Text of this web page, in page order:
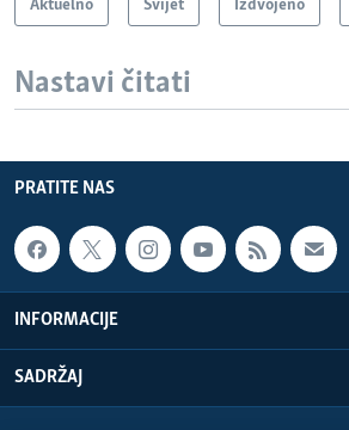
Aktuelno Svijet Izdvojeno
Nastavi čitati
PRATITE NAS
INFORMACIJE
SADRŽAJ